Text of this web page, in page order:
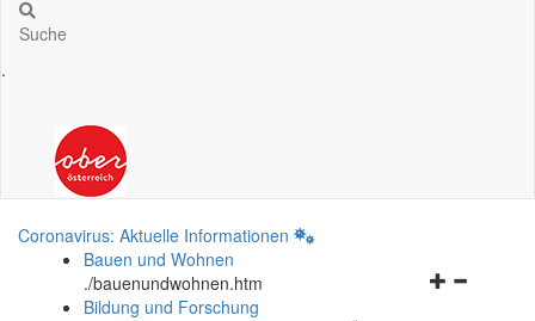
Suche
.
Coronavirus: Aktuelle Informationen
Bauen und Wohnen
./bauenundwohnen.htm
Bildung und Forschung